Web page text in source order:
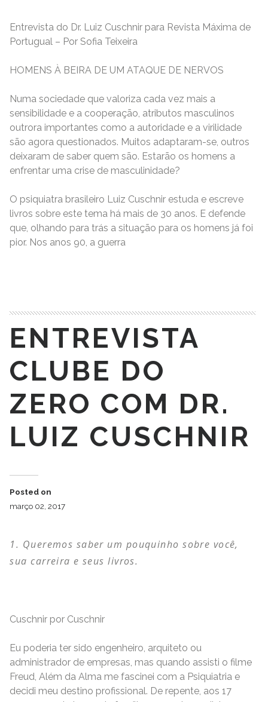
Entrevista do Dr. Luiz Cuschnir para Revista Máxima de
Portugual – Por Sofia Teixeira
HOMENS À BEIRA DE UM ATAQUE DE NERVOS
Numa sociedade que valoriza cada vez mais a
sensibilidade e a cooperação, atributos masculinos
outrora importantes como a autoridade e a virilidade
são agora questionados. Muitos adaptaram-se, outros
deixaram de saber quem são. Estarão os homens a
enfrentar uma crise de masculinidade?
O psiquiatra brasileiro Luiz Cuschnir estuda e escreve
livros sobre este tema há mais de 30 anos. E defende
que, olhando para trás a situação para os homens já foi
pior. Nos anos 90, a guerra
ENTREVISTA
CLUBE DO
ZERO COM DR.
LUIZ CUSCHNIR
Posted on
março 02, 2017
Queremos saber um pouquinho sobre você,
sua carreira e seus livros.
Cuschnir por Cuschnir
Eu poderia ter sido engenheiro, arquiteto ou
administrador de empresas, mas quando assisti o filme
Freud, Além da Alma me fascinei com a Psiquiatria e
decidi meu destino profissional. De repente, aos 17